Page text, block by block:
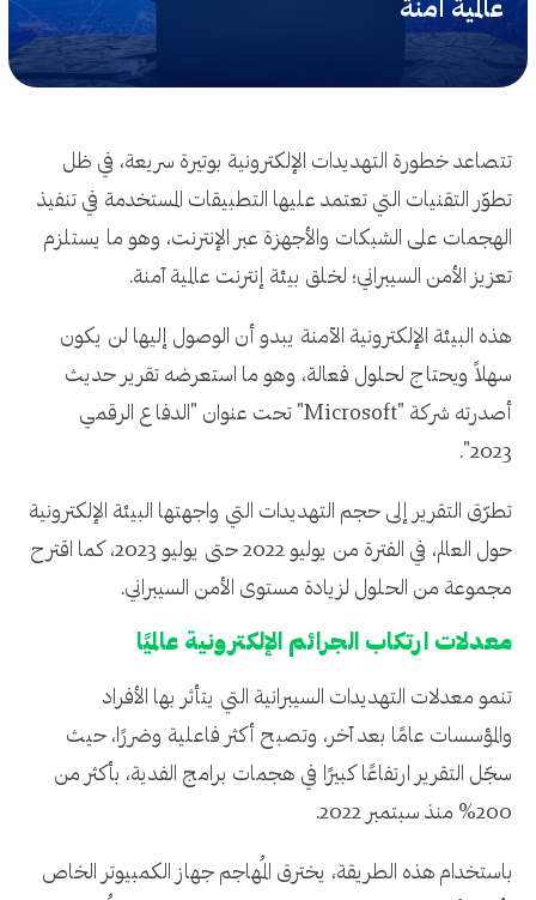
عالمية آمنة
تتصاعد خطورة التهديدات الإلكترونية بوتيرة سريعة، في ظل
تطوّر التقنيات التي تعتمد عليها التطبيقات المستخدمة في تنفيذ
الهجمات على الشبكات والأجهزة عبر الإنترنت، وهو ما يستلزم
تعزيز الأمن السيبراني؛ لخلق بيئة إنترنت عالمية آمنة.
هذه البيئة الإلكترونية الآمنة يبدو أن الوصول إليها لن يكون
سهلاً ويحتاج لحلول فعالة، وهو ما استعرضه تقرير حديث
أصدرته شركة "Microsoft" تحت عنوان "الدفاع الرقمي
2023".
تطرّق التقرير إلى حجم التهديدات التي واجهتها البيئة الإلكترونية
حول العالم، في الفترة من يوليو 2022 حتى يوليو 2023، كما اقترح
مجموعة من الحلول لزيادة مستوى الأمن السيبراني.
معدلات ارتكاب الجرائم الإلكترونية عالميًا
تنمو معدلات التهديدات السيبرانية التي يتأثر بها الأفراد
والمؤسسات عامًا بعد آخر، وتصبح أكثر فاعلية وضررًا، حيث
سجّل التقرير ارتفاعًا كبيرًا في هجمات برامج الفدية، بأكثر من
200% منذ سبتمبر 2022.
باستخدام هذه الطريقة، يخترق المُهاجم جهاز الكمبيوتر الخاص